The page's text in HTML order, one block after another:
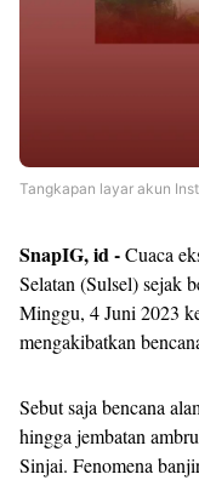
Tangkapan layar akun
SnapIG, id -Cuaca
Selatan (Sulsel) sejak
Minggu, 4 Juni 2023
mengakibatkan
Sebut saja bencana
hingga jembatan
Sinjai. Fenomena